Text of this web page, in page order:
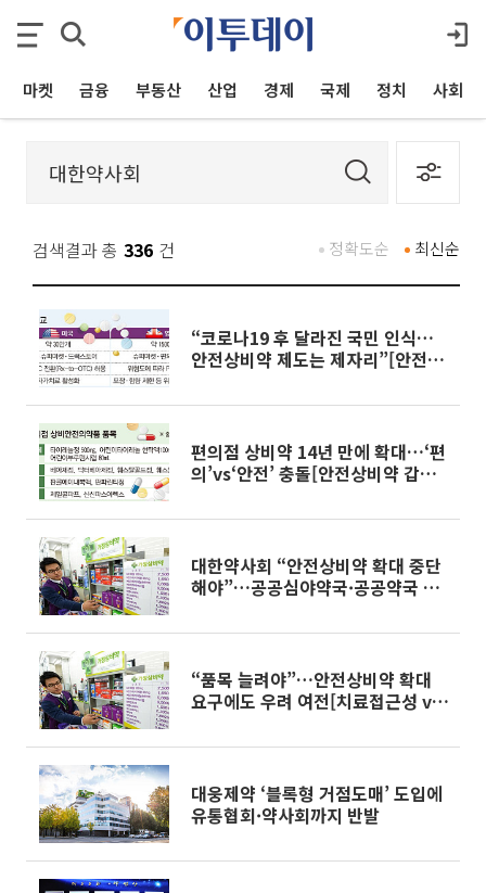
마켓 금융 부동산 산업 경제 국제 정치 사회
검색결과 총 336 건 최신순
정확도순
“코로나19 후 달라진 국민 인식…
안전상비약 제도는 제자리”[안전상
편의점 상비약 14년 만에 확대…‘편
의’vs‘안전’ 충돌[안전상비약 갑론
대한약사회 “안전상비약 확대 중단
해야”…공공심야약국·공공약국 확
“품목 늘려야”…안전상비약 확대
요구에도 우려 여전[치료접근성 vs
대웅제약 ‘블록형 거점도매’ 도입에
유통협회·약사회까지 반발